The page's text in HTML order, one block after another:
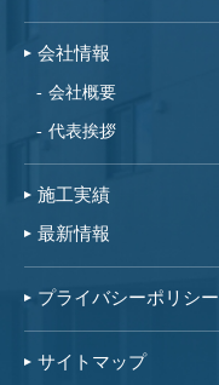
会社情報
会社概要
代表挨拶
施工実績
最新情報
プライバシーポリシー
サイトマップ